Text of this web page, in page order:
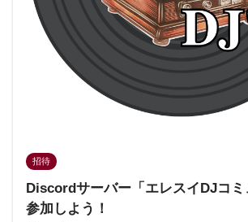
招待
Discordサーバー「エレスイDJコミ
参加しよう！